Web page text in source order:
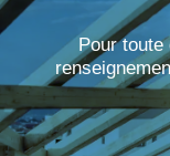
Pour toute